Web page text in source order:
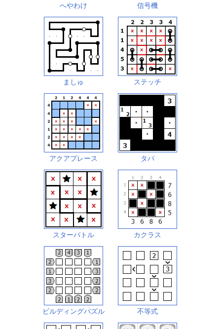
へやわけ 信号機
ましゅ ステッチ
アクアプレース タパ
スターバトル カクラス
ビルディングパズル 不等式